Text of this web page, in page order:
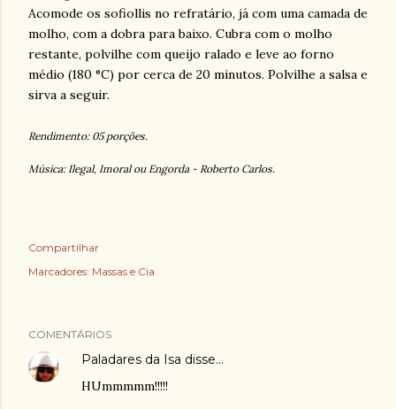
Acomode os sofiollis no refratário, já com uma camada de
molho, com a dobra para baixo. Cubra com o molho
restante, polvilhe com queijo ralado e leve ao forno
médio (180 °C) por cerca de 20 minutos. Polvilhe a salsa e
sirva a seguir.
Rendimento: 05 porções.
Música: Ilegal, Imoral ou Engorda - Roberto Carlos.
Compartilhar
Marcadores: Massas e Cia
COMENTÁRIOS
Paladares da Isa disse…
HUmmmmm!!!!!